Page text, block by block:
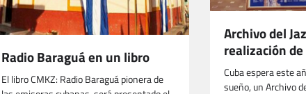
Radio Baraguá en un libro
El libro CMKZ: Radio Baraguá pionera de
Archivo del
realización
Cuba espera este
sueño, un Archivo